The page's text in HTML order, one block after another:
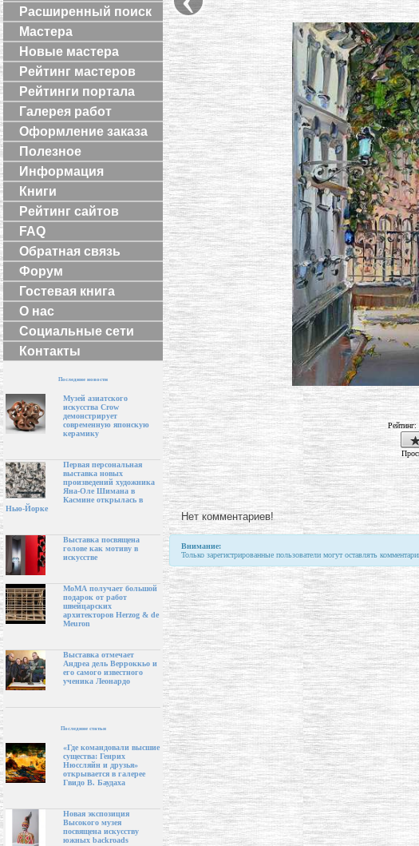
Расширенный поиск
Мастера
Новые мастера
Рейтинг мастеров
Рейтинги портала
Галерея работ
Оформление заказа
Полезное
Информация
Книги
Рейтинг сайтов
FAQ
Обратная связь
Форум
Гостевая книга
О нас
Социальные сети
Контакты
Последние новости
Музей азиатского
искусства Crow
демонстрирует
современную японскую
керамику
Первая персональная
выставка новых
произведений художника
Яна-Оле Шимана в
Касмине открылась в
Нью-Йорке
Выставка посвящена
голове как мотиву в
искусстве
МоМА получает большой
подарок от работ
швейцарских
архитекторов Herzog & de
Meuron
Выставка отмечает
Андреа дель Верроккьо и
его самого известного
ученика Леонардо
Последние статьи
«Где командовали высшие
существа: Генрих
Нюссляйн и друзья»
открывается в галерее
Гвидо В. Баудаха
Новая экспозиция
Высокого музея
посвящена искусству
южных backroads
Рейтинг:
Нет комментариев!
Внимание:
Только зарегистрированные пользователи могут оставлять